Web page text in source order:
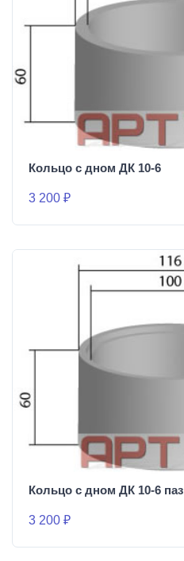
Кольцо с дном ДК 10-6
3 200 ₽
Кольцо с дном ДК 10-6 паз
3 200 ₽